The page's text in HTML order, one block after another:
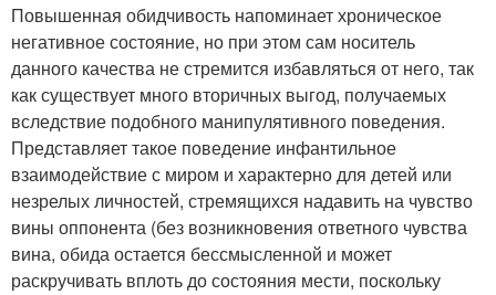
Повышенная обидчивость напоминает хроническое
негативное состояние, но при этом сам носитель
данного качества не стремится избавляться от него, так
как существует много вторичных выгод, получаемых
вследствие подобного манипулятивного поведения.
Представляет такое поведение инфантильное
взаимодействие с миром и характерно для детей или
незрелых личностей, стремящихся надавить на чувство
вины оппонента (без возникновения ответного чувства
вина, обида остается бессмысленной и может
раскручивать вплоть до состояния мести, поскольку